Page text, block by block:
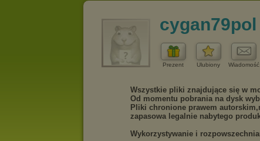
cygan79pol
Prezent Ulubiony Wiadomość